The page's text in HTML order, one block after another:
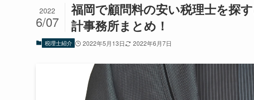
福岡で顧問料の安い税理士を探
計事務所まとめ！
2022
6/07
税理士紹介 2022年5月13日 2022年6月7日